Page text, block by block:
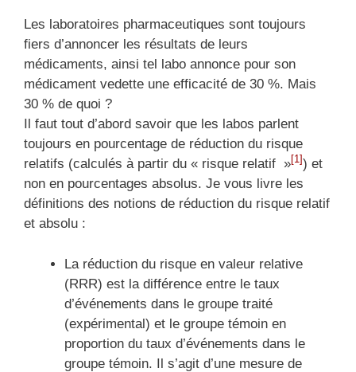
Les laboratoires pharmaceutiques sont toujours
fiers d’annoncer les résultats de leurs
médicaments, ainsi tel labo annonce pour son
médicament vedette une efficacité de 30 %. Mais
30 % de quoi ?
Il faut tout d’abord savoir que les labos parlent
toujours en pourcentage de réduction du risque
relatifs (calculés à partir du « risque relatif »[1]) et
non en pourcentages absolus. Je vous livre les
définitions des notions de réduction du risque relatif
et absolu :
La réduction du risque en valeur relative
(RRR) est la différence entre le taux
d’événements dans le groupe traité
(expérimental) et le groupe témoin en
proportion du taux d’événements dans le
groupe témoin. Il s’agit d’une mesure de